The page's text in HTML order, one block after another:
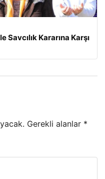
Savcılık Kararına Karşı
Gerekli alanlar *